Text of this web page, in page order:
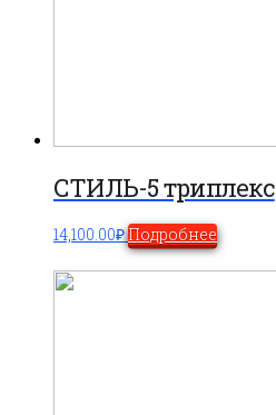
СТИЛЬ-5 триплекс
14,100.00₽ Подробнее